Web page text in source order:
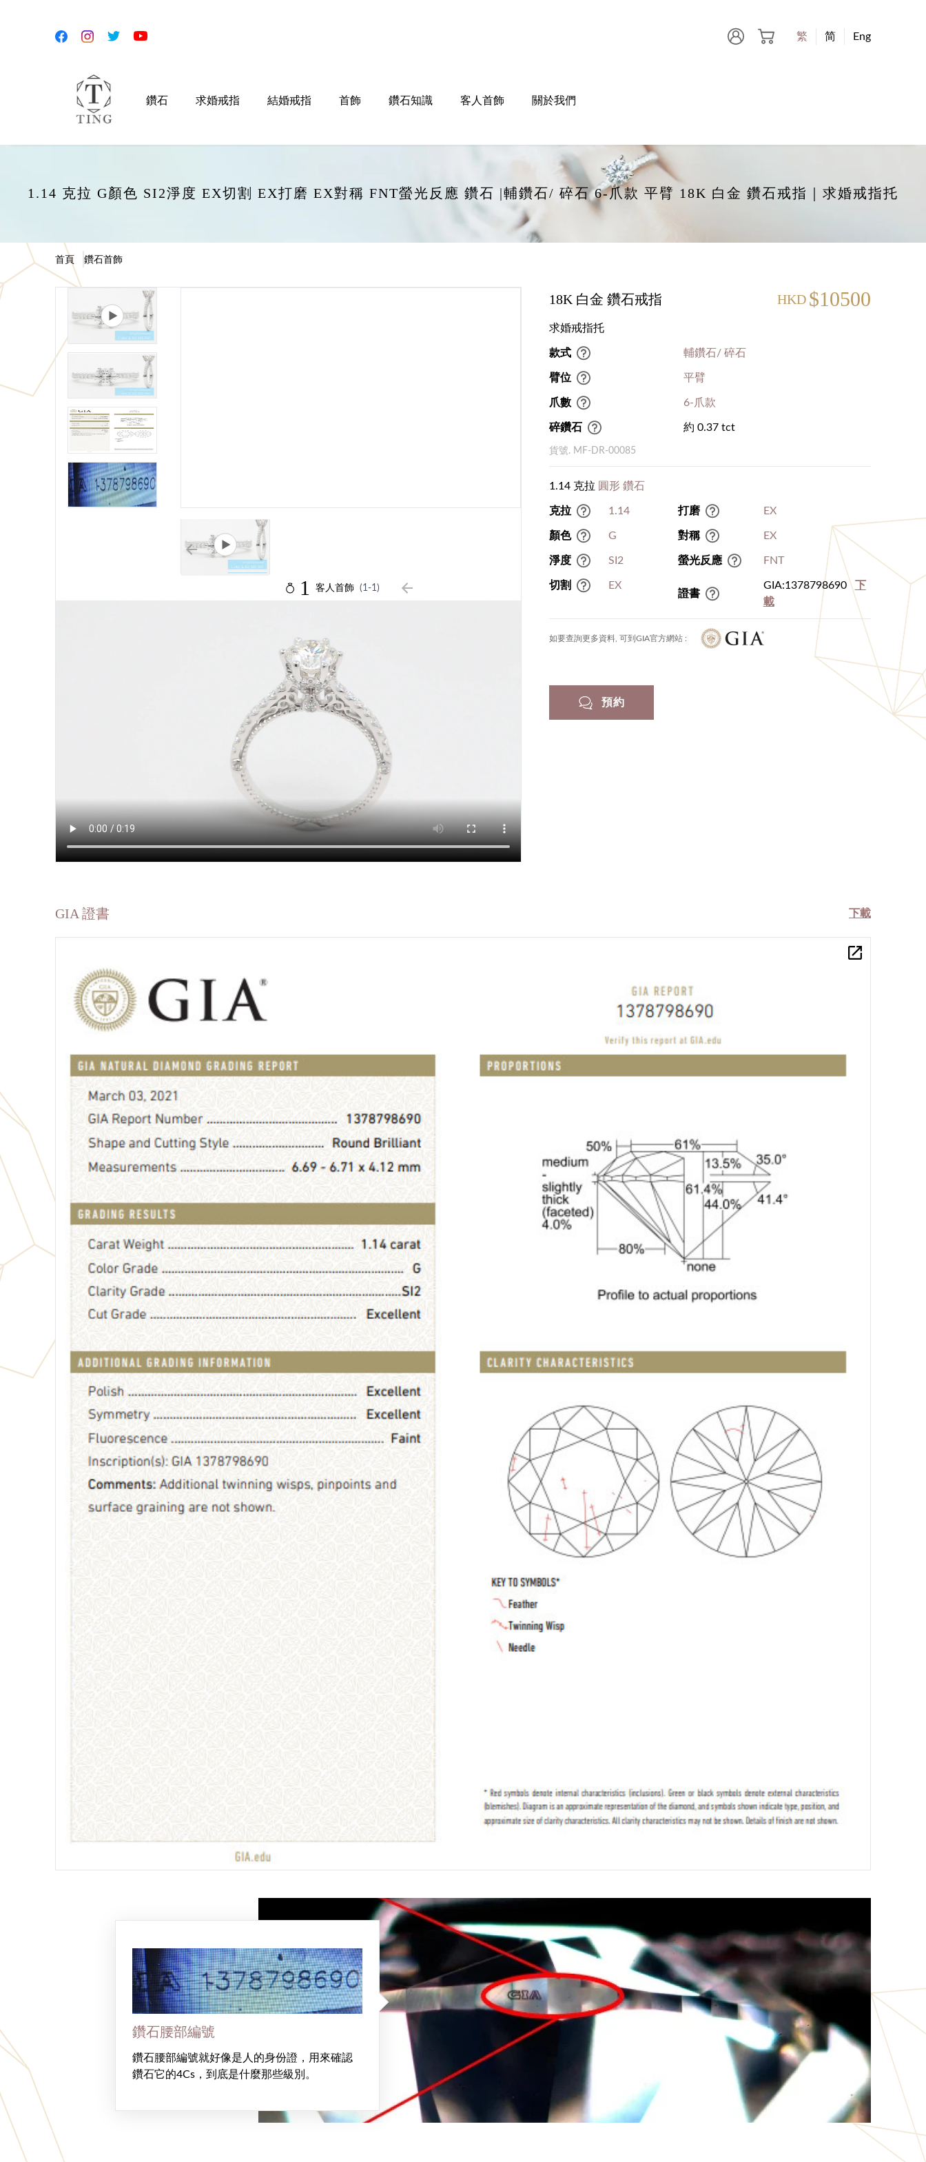
繁 简 Eng
鑽石 求婚戒指 結婚戒指 首飾 鑽石知識 客人首飾 關於我們
1.14 克拉 G顏色 SI2淨度 EX切割 EX打磨 EX對稱 FNT螢光反應 鑽石 |輔鑽石/ 碎石 6-爪款 平臂 18K 白金 鑽石戒指｜求婚戒指托
首頁 鑽石首飾
1 客人首飾 (1-1)
18K 白金 鑽石戒指 HKD $10500
求婚戒指托
款式 輔鑽石/ 碎石
臂位 平臂
爪數 6-爪款
碎鑽石 約 0.37 tct
貨號. MF-DR-00085
1.14 克拉 圓形 鑽石
克拉 1.14
顏色 G
淨度 SI2
切割 EX
打磨 EX
對稱 EX
螢光反應 FNT
證書
GIA:1378798690
下
載
如要查詢更多資料, 可到GIA官方網站 :
預約
GIA 證書 下載
鑽石腰部編號
鑽石腰部編號就好像是人的身份證，用來確認
鑽石它的4Cs，到底是什麼那些級別。